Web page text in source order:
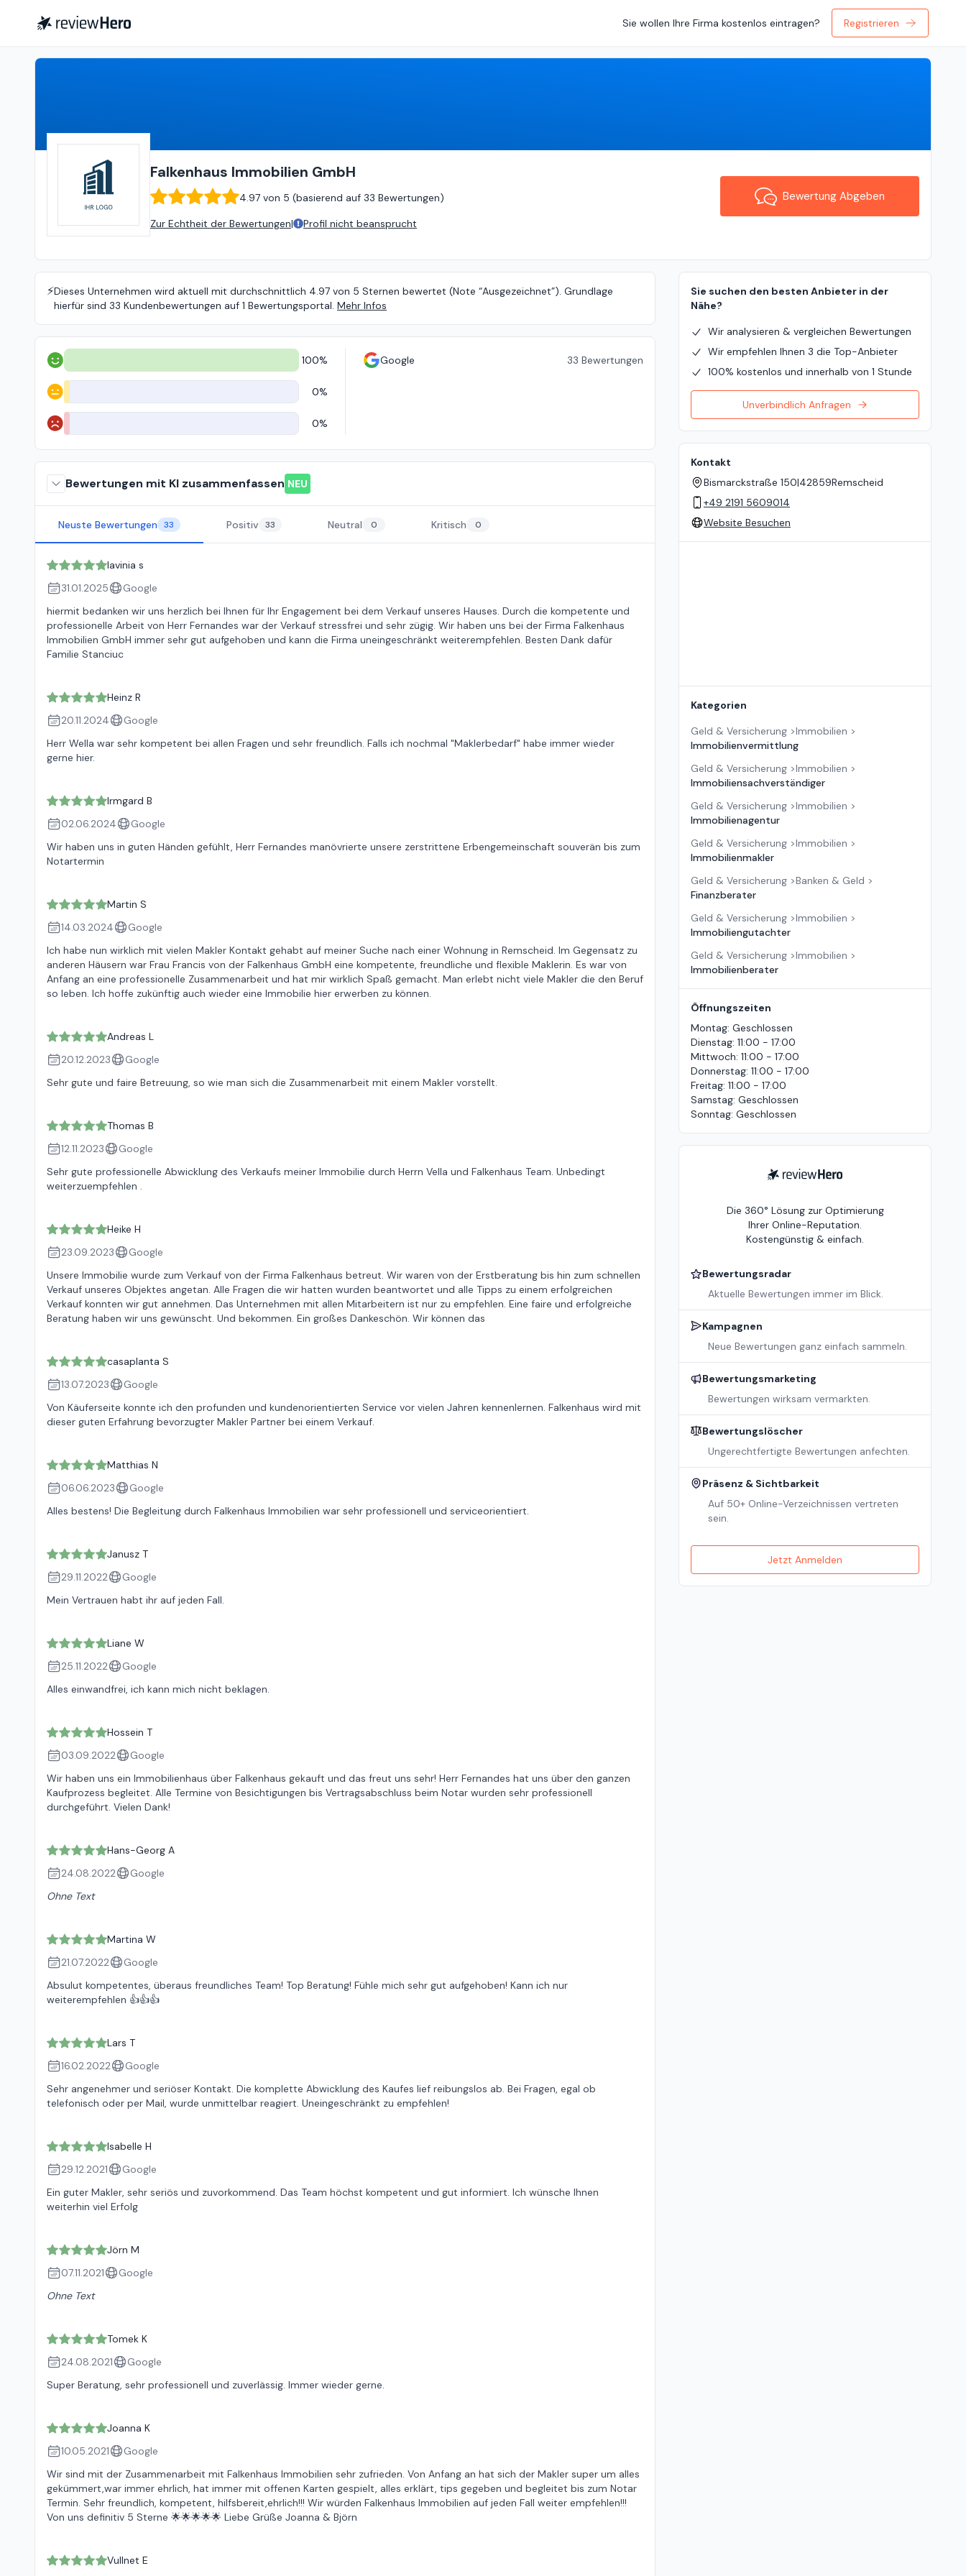
Sie wollen Ihre Firma kostenlos eintragen? Registrieren
Falkenhaus Immobilien GmbH
4.97 von 5 (basierend auf 33 Bewertungen)
Zur Echtheit der Bewertungen| Profil nicht beansprucht
Bewertung Abgeben
⚡️Dieses Unternehmen wird aktuell mit durchschnittlich 4.97 von 5 Sternen bewertet (Note “Ausgezeichnet”). Grundlage
hierfür sind 33 Kundenbewertungen auf 1 Bewertungsportal. Mehr Infos
Positiv 100%
Neutral 0%
Negativ 0%
Google 33 Bewertungen
Bewertungen mit KI zusammenfassen NEU
Neuste Bewertungen 33 Positiv 33 Neutral 0 Kritisch 0
lavinia s
31.01.2025
Google
hiermit bedanken wir uns herzlich bei Ihnen für Ihr Engagement bei dem Verkauf unseres Hauses. Durch die kompetente und
professionelle Arbeit von Herr Fernandes war der Verkauf stressfrei und sehr zügig. Wir haben uns bei der Firma Falkenhaus
Immobilien GmbH immer sehr gut aufgehoben und kann die Firma uneingeschränkt weiterempfehlen. Besten Dank dafür
Familie Stanciuc
Heinz R
20.11.2024
Google
Herr Wella war sehr kompetent bei allen Fragen und sehr freundlich. Falls ich nochmal "Maklerbedarf" habe immer wieder
gerne hier.
Irmgard B
02.06.2024
Google
Wir haben uns in guten Händen gefühlt, Herr Fernandes manövrierte unsere zerstrittene Erbengemeinschaft souverän bis zum
Notartermin
Martin S
14.03.2024
Google
Ich habe nun wirklich mit vielen Makler Kontakt gehabt auf meiner Suche nach einer Wohnung in Remscheid. Im Gegensatz zu
anderen Häusern war Frau Francis von der Falkenhaus GmbH eine kompetente, freundliche und flexible Maklerin. Es war von
Anfang an eine professionelle Zusammenarbeit und hat mir wirklich Spaß gemacht. Man erlebt nicht viele Makler die den Beruf
so leben. Ich hoffe zukünftig auch wieder eine Immobilie hier erwerben zu können.
Andreas L
20.12.2023
Google
Sehr gute und faire Betreuung, so wie man sich die Zusammenarbeit mit einem Makler vorstellt.
Thomas B
12.11.2023
Google
Sehr gute professionelle Abwicklung des Verkaufs meiner Immobilie durch Herrn Vella und Falkenhaus Team. Unbedingt
weiterzuempfehlen .
Heike H
23.09.2023
Google
Unsere Immobilie wurde zum Verkauf von der Firma Falkenhaus betreut. Wir waren von der Erstberatung bis hin zum schnellen
Verkauf unseres Objektes angetan. Alle Fragen die wir hatten wurden beantwortet und alle Tipps zu einem erfolgreichen
Verkauf konnten wir gut annehmen. Das Unternehmen mit allen Mitarbeitern ist nur zu empfehlen. Eine faire und erfolgreiche
Beratung haben wir uns gewünscht. Und bekommen. Ein großes Dankeschön. Wir können das
casaplanta S
13.07.2023
Google
Von Käuferseite konnte ich den profunden und kundenorientierten Service vor vielen Jahren kennenlernen. Falkenhaus wird mit
dieser guten Erfahrung bevorzugter Makler Partner bei einem Verkauf.
Matthias N
06.06.2023
Google
Alles bestens! Die Begleitung durch Falkenhaus Immobilien war sehr professionell und serviceorientiert.
Janusz T
29.11.2022
Google
Mein Vertrauen habt ihr auf jeden Fall.
Liane W
25.11.2022
Google
Alles einwandfrei, ich kann mich nicht beklagen.
Hossein T
03.09.2022
Google
Wir haben uns ein Immobilienhaus über Falkenhaus gekauft und das freut uns sehr! Herr Fernandes hat uns über den ganzen
Kaufprozess begleitet. Alle Termine von Besichtigungen bis Vertragsabschluss beim Notar wurden sehr professionell
durchgeführt. Vielen Dank!
Hans-Georg A
24.08.2022
Google
Ohne Text
Martina W
21.07.2022
Google
Absulut kompetentes, überaus freundliches Team! Top Beratung! Fühle mich sehr gut aufgehoben! Kann ich nur
weiterempfehlen 👍👍👍
Lars T
16.02.2022
Google
Sehr angenehmer und seriöser Kontakt. Die komplette Abwicklung des Kaufes lief reibungslos ab. Bei Fragen, egal ob
telefonisch oder per Mail, wurde unmittelbar reagiert. Uneingeschränkt zu empfehlen!
Isabelle H
29.12.2021
Google
Ein guter Makler, sehr seriös und zuvorkommend. Das Team höchst kompetent und gut informiert. Ich wünsche Ihnen
weiterhin viel Erfolg
Jörn M
07.11.2021
Google
Ohne Text
Tomek K
24.08.2021
Google
Super Beratung, sehr professionell und zuverlässig. Immer wieder gerne.
Joanna K
10.05.2021
Google
Wir sind mit der Zusammenarbeit mit Falkenhaus Immobilien sehr zufrieden. Von Anfang an hat sich der Makler super um alles
gekümmert,war immer ehrlich, hat immer mit offenen Karten gespielt, alles erklärt, tips gegeben und begleitet bis zum Notar
Termin. Sehr freundlich, kompetent, hilfsbereit,ehrlich!!! Wir würden Falkenhaus Immobilien auf jeden Fall weiter empfehlen!!!
Von uns definitiv 5 Sterne 🌟🌟🌟🌟🌟 Liebe Grüße Joanna & Björn
Vullnet E
Sie suchen den besten Anbieter in der
Nähe?
Wir analysieren & vergleichen Bewertungen
Wir empfehlen Ihnen 3 die Top-Anbieter
100% kostenlos und innerhalb von 1 Stunde
Unverbindlich Anfragen
Kontakt
Bismarckstraße 150|42859Remscheid
+49 2191 5609014
Website Besuchen
Kategorien
Geld & Versicherung >Immobilien >
Immobilienvermittlung
Geld & Versicherung >Immobilien >
Immobiliensachverständiger
Geld & Versicherung >Immobilien >
Immobilienagentur
Geld & Versicherung >Immobilien >
Immobilienmakler
Geld & Versicherung >Banken & Geld >
Finanzberater
Geld & Versicherung >Immobilien >
Immobiliengutachter
Geld & Versicherung >Immobilien >
Immobilienberater
Öffnungszeiten
Montag: Geschlossen
Dienstag: 11:00 - 17:00
Mittwoch: 11:00 - 17:00
Donnerstag: 11:00 - 17:00
Freitag: 11:00 - 17:00
Samstag: Geschlossen
Sonntag: Geschlossen
ReviewHero
Die 360° Lösung zur Optimierung
Ihrer Online-Reputation.
Kostengünstig & einfach.
Bewertungsradar
Aktuelle Bewertungen immer im Blick.
Kampagnen
Neue Bewertungen ganz einfach sammeln.
Bewertungsmarketing
Bewertungen wirksam vermarkten.
Bewertungslöscher
Ungerechtfertigte Bewertungen anfechten.
Präsenz & Sichtbarkeit
Auf 50+ Online-Verzeichnissen vertreten
sein.
Jetzt Anmelden